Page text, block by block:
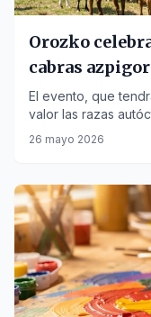
Orozko
cabras
como
El evento, que
valor las razas
26 mayo 2026